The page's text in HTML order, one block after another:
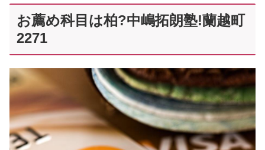
お薦め科目は柏?中嶋拓朗塾!蘭越町
2271